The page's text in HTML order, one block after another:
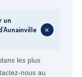
un
+
les plus
nous au